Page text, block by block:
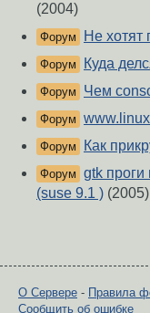
(2004)
Форум Не хотят
Форум Куда
Форум Чем
Форум
Форум Как
Форум gtk проги
(suse 9.1 ) (2005)
О Сервере - Правила
Сообщить об ошибке